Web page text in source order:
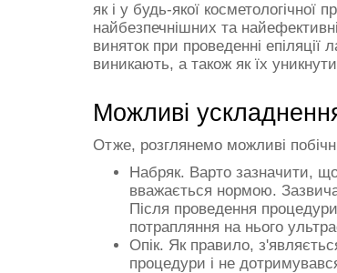
як і у будь-якої
найбезпечнішних та
виняток при проведенні епіляції
виникають, а також як їх
Можливі
Отже, розглянемо можливі
Набряк. Варто зазначити,
вважається нормою.
Після проведення
потрапляння на нього
Опік. Як правило,
процедури і не